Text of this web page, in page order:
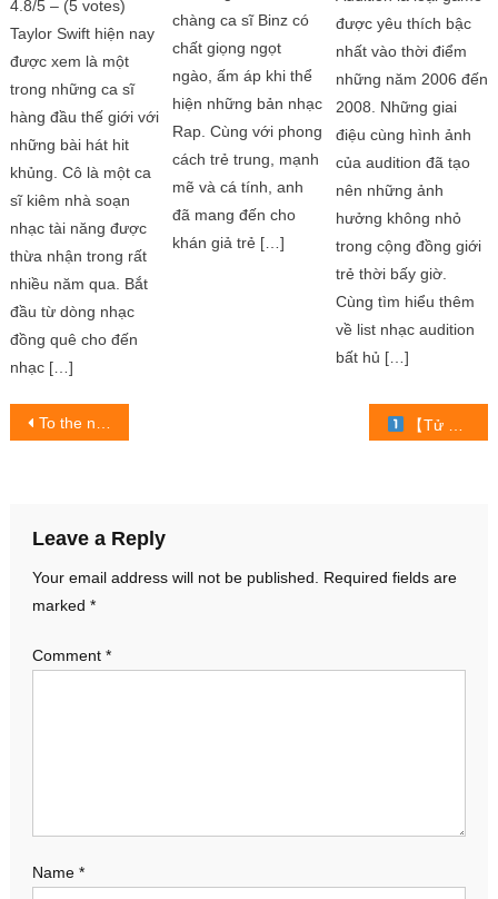
4.8/5 – (5 votes)
Taylor Swift hiện nay
được xem là một
trong những ca sĩ
hàng đầu thế giới với
những bài hát hit
khủng. Cô là một ca
sĩ kiêm nhà soạn
nhạc tài năng được
thừa nhận trong rất
nhiều năm qua. Bắt
đầu từ dòng nhạc
đồng quê cho đến
nhạc […]
chàng ca sĩ Binz có
chất giọng ngọt
ngào, ấm áp khi thể
hiện những bản nhạc
Rap. Cùng với phong
cách trẻ trung, mạnh
mẽ và cá tính, anh
đã mang đến cho
khán giả trẻ […]
được yêu thích bậc
nhất vào thời điểm
những năm 2006 đến
2008. Những giai
điệu cùng hình ảnh
của audition đã tạo
nên những ảnh
hưởng không nhỏ
trong cộng đồng giới
trẻ thời bấy giờ.
Cùng tìm hiểu thêm
về list nhạc audition
bất hủ […]
Post
To the new to live to the macro city is lost to 2 year to complete 【Tử Vi Hàng Ngày 29/9/2022 Con Giáp Trở Thành Đại Gia, Giàu Có Đổi Đời
Leave a Reply
Your email address will not be published.
Required fields are
marked *
Comment *
Name *